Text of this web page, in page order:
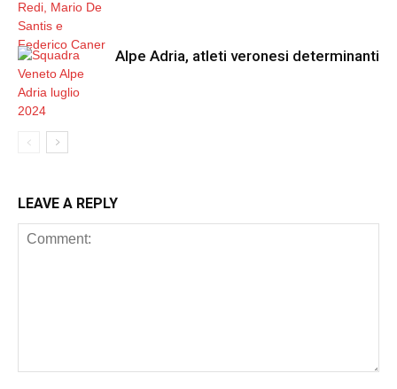
Alpe Adria, atleti veronesi determinanti
LEAVE A REPLY